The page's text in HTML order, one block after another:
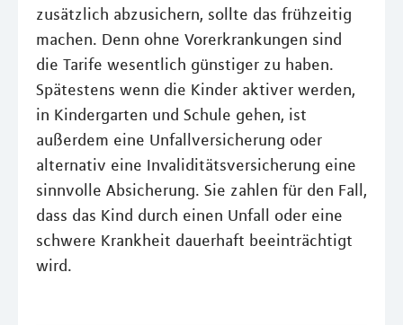
zusätzlich abzusichern, sollte das frühzeitig
machen. Denn ohne Vorerkrankungen sind
die Tarife wesentlich günstiger zu haben.
Spätestens wenn die Kinder aktiver werden,
in Kindergarten und Schule gehen, ist
außerdem eine Unfallversicherung oder
alternativ eine Invaliditätsversicherung eine
sinnvolle Absicherung. Sie zahlen für den Fall,
dass das Kind durch einen Unfall oder eine
schwere Krankheit dauerhaft beeinträchtigt
wird.